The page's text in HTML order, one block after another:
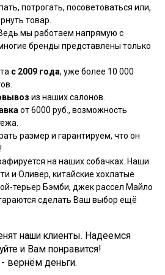
потрогать, посоветоваться или,
товар.
мы работаем напрямую с
бренды представлены только
с 2009 года, уже более 10 000
из наших салонов.
от 6000 руб., возможность
размер и гарантируем, что он
на наших собачках. Наши
и Оливер, китайские хохлатые
терьер Бэмби, джек рассел Майло
сделать Ваш выбор ещё
наши клиенты. Надеемся
и Вам понравится!
- вернём деньги.